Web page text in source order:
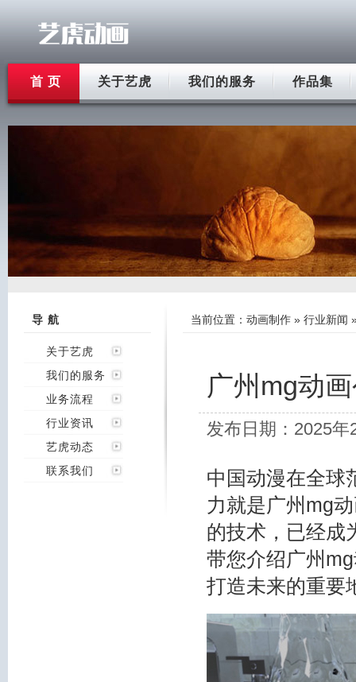
首 页 关于艺虎 我们的服务 作品集
导 航
关于艺虎
我们的服务
业务流程
行业资讯
艺虎动态
联系我们
当前位置： 动画制作 » 行业新闻
广州mg动
发布日期：2025
中国动漫在全球
力就是广州mg
的技术，已经成
带您介绍广州
打造未来的重要